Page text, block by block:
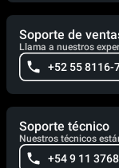
Soporte de
Llama a nuestros
+52 55 8116-
Soporte técnico
Nuestros técnicos
+54 9 11